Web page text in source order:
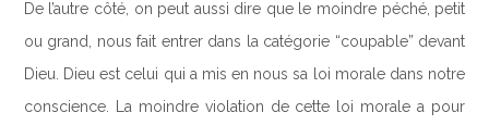
De l’autre côté, on peut aussi dire que le moindre péché, petit
ou grand, nous fait entrer dans la catégorie “coupable” devant
Dieu. Dieu est celui qui a mis en nous sa loi morale dans notre
conscience. La moindre violation de cette loi morale a pour